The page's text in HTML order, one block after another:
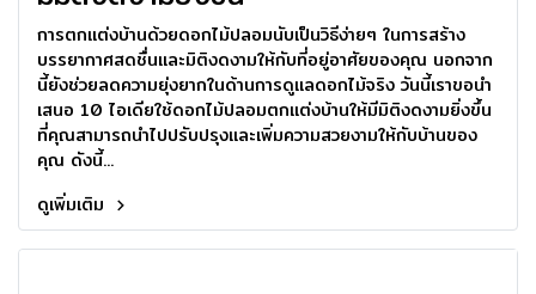
การตกแต่งบ้านด้วยดอกไม้ปลอมนับเป็นวิธีง่ายๆ ในการสร้าง
บรรยากาศสดชื่นและมิติงดงามให้กับที่อยู่อาศัยของคุณ นอกจาก
นี้ยังช่วยลดความยุ่งยากในด้านการดูแลดอกไม้จริง วันนี้เราขอนำ
เสนอ 10 ไอเดียใช้ดอกไม้ปลอมตกแต่งบ้านให้มีมิติงดงามยิ่งขึ้น
ที่คุณสามารถนำไปปรับปรุงและเพิ่มความสวยงามให้กับบ้านของ
คุณ ดังนี้...
ดูเพิ่มเติม